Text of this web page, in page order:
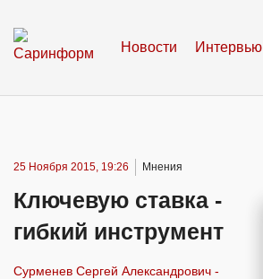
Новости Интервью
25 Ноября 2015, 19:26 Мнения
Ключевую ставка -
гибкий инструмент
Сурменев Сергей Александрович -